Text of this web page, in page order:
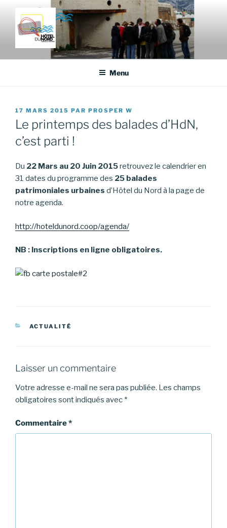
contenu
HÔTEL DU NORD
Fabrique d'histoires
Menu
PUBLIÉ
LE
17 MARS 2015 PAR PROSPER W
Le printemps des balades d’HdN,
c’est parti !
Du 22 Mars au 20 Juin 2015retrouvez le calendrier en
31 dates du programme des 25 balades
patrimoniales urbaines d’Hôtel du Nord à la page de
notre agenda.
http://hoteldunord.coop/agenda/
NB : Inscriptions en ligne obligatoires.
CATÉGORIES
ACTUALITÉ
Laisser un commentaire
Votre adresse e-mail ne sera pas publiée. Les champs
obligatoires sont indiqués avec *
Commentaire*